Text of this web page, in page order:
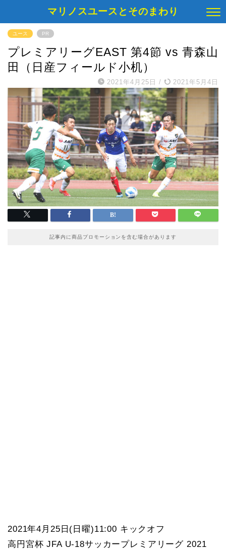
マリノスユースとそのまわり
ユース PR
プレミアリーグEAST 第4節 vs 青森山
田（日産フィールド小机）
2021年4月25日 / 2021年5月4日
記事内に商品プロモーションを含む場合があります
2021年4月25日(日曜)11:00 キックオフ
高円宮杯 JFA U-18サッカープレミアリーグ 2021